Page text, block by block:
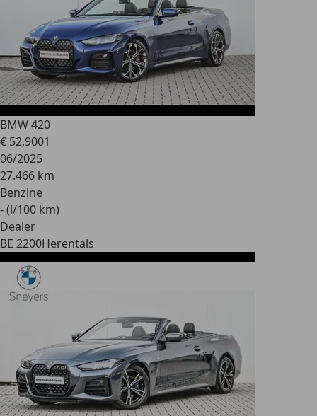
BMW 420
€ 52.9001
06/2025
27.466 km
Benzine
- (l/100 km)
Dealer
BE 2200Herentals